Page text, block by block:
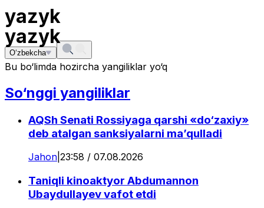
yazyk
O‘zbekcha
yazyk
Bu bo‘limda hozircha yangiliklar yo‘q
So‘nggi yangiliklar
AQSh Senati Rossiyaga qarshi «do‘zaxiy»
deb atalgan sanksiyalarni ma’qulladi
Jahon 23:58 / 07.08.2026
Taniqli kinoaktyor Abdumannon
Ubaydullayev vafot etdi